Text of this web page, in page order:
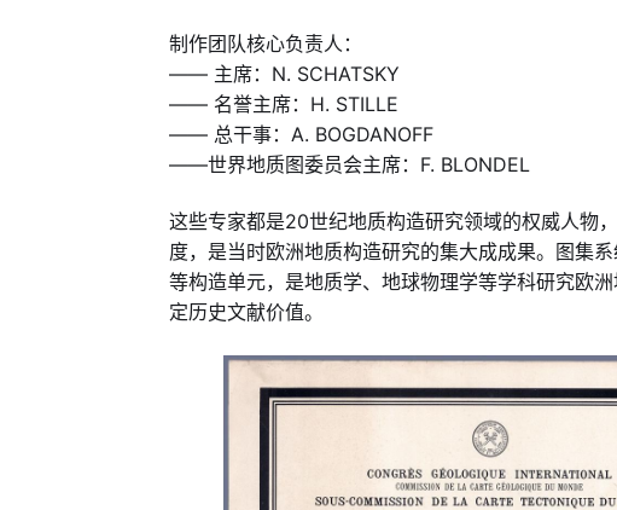
‌制作团队核心负责人：‌
—— 主席：N. SCHATSKY
—— 名誉主席：H. STILLE
—— 总干事：A. BOGDANOFF
——世界地质图委员会主席：F. BLONDEL
这些专家都是20世纪地质构造研究领域的权威人物
度，是当时欧洲地质构造研究的集大成成果。图集
等构造单元，是地质学、地球物理学等学科研究欧
定历史文献价值。